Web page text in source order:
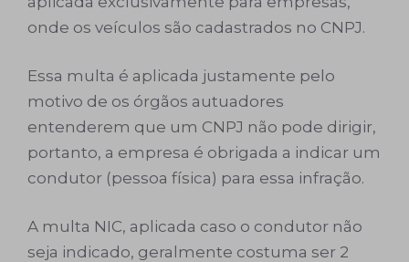
onde os veículos são cadastrados no CNPJ.
Essa multa é aplicada justamente pelo
motivo de os órgãos autuadores
entenderem que um CNPJ não pode dirigir,
portanto, a empresa é obrigada a indicar um
condutor (pessoa física) para essa infração.
A multa NIC, aplicada caso o condutor não
seja indicado, geralmente costuma ser 2